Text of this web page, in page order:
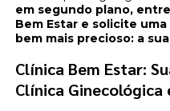
em segundo plano,
Bem Estar e solicite
bem mais precioso: a
Clínica Bem Estar:
Clínica Ginecológica